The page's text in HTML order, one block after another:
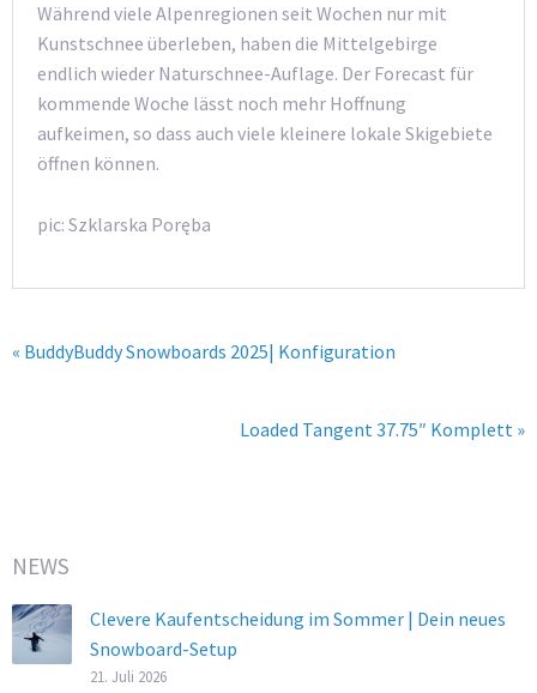
Während viele Alpenregionen seit Wochen nur mit
Kunstschnee überleben, haben die Mittelgebirge
endlich wieder Naturschnee-Auflage. Der Forecast für
kommende Woche lässt noch mehr Hoffnung
aufkeimen, so dass auch viele kleinere lokale Skigebiete
öffnen können.
pic: Szklarska Poręba
« BuddyBuddy Snowboards 2025| Konfiguration
Loaded Tangent 37.75″ Komplett »
NEWS
Clevere Kaufentscheidung im Sommer | Dein neues
Snowboard-Setup
21. Juli 2026